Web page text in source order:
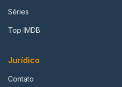
Séries
Top IMDB
Jurídico
Contato